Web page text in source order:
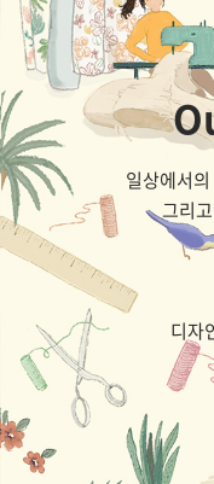
일상에서
그리
디자